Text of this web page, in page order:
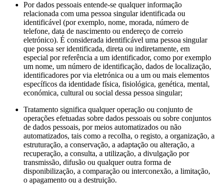
Por dados pessoais entende-se qualquer informação
relacionada com uma pessoa singular identificada ou
identificável (por exemplo, nome, morada, número de
telefone, data de nascimento ou endereço de correio
eletrónico). É considerada identificável uma pessoa singular
que possa ser identificada, direta ou indiretamente, em
especial por referência a um identificador, como por exemplo
um nome, um número de identificação, dados de localização,
identificadores por via eletrónica ou a um ou mais elementos
específicos da identidade física, fisiológica, genética, mental,
económica, cultural ou social dessa pessoa singular;
Tratamento significa qualquer operação ou conjunto de
operações efetuadas sobre dados pessoais ou sobre conjuntos
de dados pessoais, por meios automatizados ou não
automatizados, tais como a recolha, o registo, a organização, a
estruturação, a conservação, a adaptação ou alteração, a
recuperação, a consulta, a utilização, a divulgação por
transmissão, difusão ou qualquer outra forma de
disponibilização, a comparação ou interconexão, a limitação,
o apagamento ou a destruição.